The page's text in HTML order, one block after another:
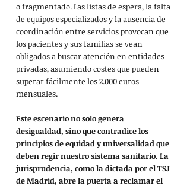
o fragmentado. Las listas de espera, la falta
de equipos especializados y la ausencia de
coordinación entre servicios provocan que
los pacientes y sus familias se vean
obligados a buscar atención en entidades
privadas, asumiendo costes que pueden
superar fácilmente los 2.000 euros
mensuales.
Este escenario no solo genera
desigualdad, sino que contradice los
principios de equidad y universalidad que
deben regir nuestro sistema sanitario. La
jurisprudencia, como la dictada por el TSJ
de Madrid, abre la puerta a reclamar el